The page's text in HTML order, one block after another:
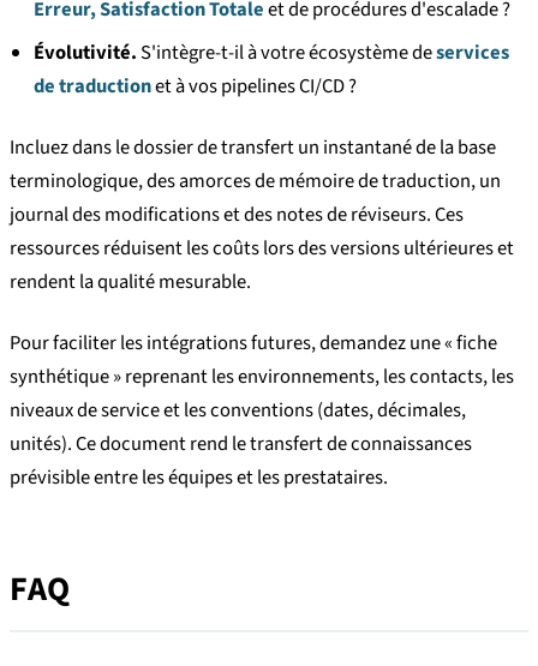
Erreur, Satisfaction Totaleet de procédures d'escalade ?
Évolutivité.S'intègre-t-il à votre écosystème deservices
de traductionet à vos pipelines CI/CD ?
Incluez dans le dossier de transfert un instantané de la base
terminologique, des amorces de mémoire de traduction, un
journal des modifications et des notes de réviseurs. Ces
ressources réduisent les coûts lors des versions ultérieures et
rendent la qualité mesurable.
Pour faciliter les intégrations futures, demandez une « fiche
synthétique » reprenant les environnements, les contacts, les
niveaux de service et les conventions (dates, décimales,
unités). Ce document rend le transfert de connaissances
prévisible entre les équipes et les prestataires.
FAQ